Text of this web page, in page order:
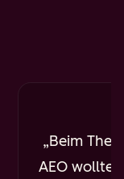
Beim
AEO wollte